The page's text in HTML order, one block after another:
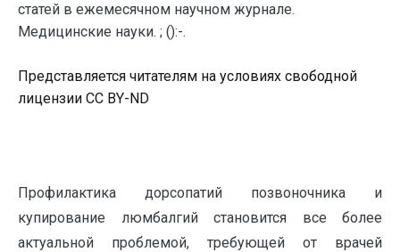
статей в ежемесячном научном журнале.
Медицинские науки. ; ():-.
Представляется читателям на условиях свободной
лицензии CC BY-ND
Профилактика дорсопатий позвоночника и
купирование люмбалгий становится все более
актуальной проблемой, требующей от врачей